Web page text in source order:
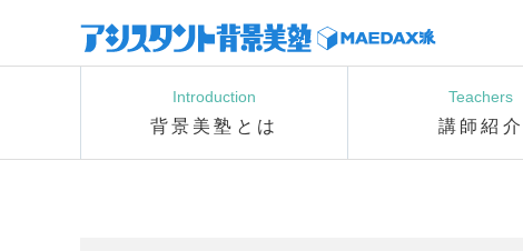
Introduction
背景美塾とは
Teachers
講師紹介